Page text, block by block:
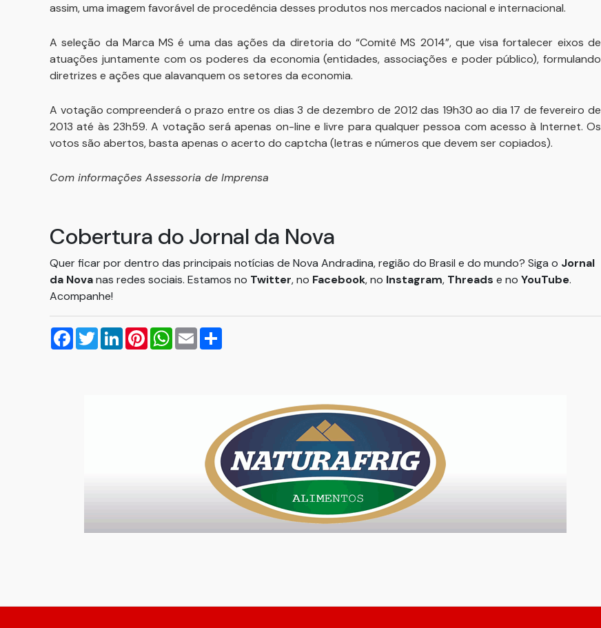
assim, uma imagem favorável de procedência desses produtos nos mercados nacional e internacional.
A seleção da Marca MS é uma das ações da diretoria do “Comitê MS 2014”, que visa fortalecer eixos de
atuações juntamente com os poderes da economia (entidades, associações e poder público), formulando
diretrizes e ações que alavanquem os setores da economia.
A votação compreenderá o prazo entre os dias 3 de dezembro de 2012 das 19h30 ao dia 17 de fevereiro de
2013 até às 23h59. A votação será apenas on-line e livre para qualquer pessoa com acesso à Internet. Os
votos são abertos, basta apenas o acerto do captcha (letras e números que devem ser copiados).
Com informações Assessoria de Imprensa
Cobertura do Jornal da Nova
Quer ficar por dentro das principais notícias de Nova Andradina, região do Brasil e do mundo? Siga o Jornal
da Novanas redes sociais. Estamos no Twitter, no Facebook, no Instagram, Threads e no YouTube.
Acompanhe!
Facebook
TwitterLinkedInPinterestWhatsApp
Email